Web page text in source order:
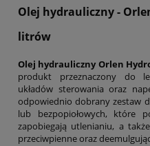
Olej hydrauliczny -
litrów
Olej hydrauliczny Orlen
produkt przeznaczony do
układów sterowania oraz
odpowiednio dobrany zestaw
lub bezpopiołowych, które
zapobiegają utlenianiu, a
przeciwpienne oraz